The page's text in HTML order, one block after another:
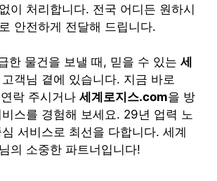
이 처리합니다. 전국 어디든 원하시
안전하게 전달해 드립니다.
한 물건을 보낼 때, 믿을 수 있는 세
객님 곁에 있습니다. 지금 바로
락 주시거나 세계로지스.com을 방
스를 경험해 보세요. 29년 업력 노
서비스로 최선을 다합니다. 세계
의 소중한 파트너입니다!